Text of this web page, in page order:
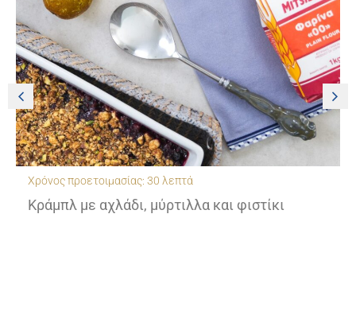
Χρόνος προετοιμασίας: 30 λεπτά
Κράμπλ με αχλάδι, μύρτιλλα και φιστίκι